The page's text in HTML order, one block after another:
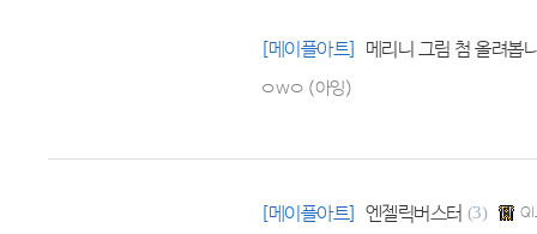
[메이플아트] 메리니 그림 첨 올려봅
ㅇwㅇ (아잉)
[메이플아트] 엔젤릭버스터 (3) Ql